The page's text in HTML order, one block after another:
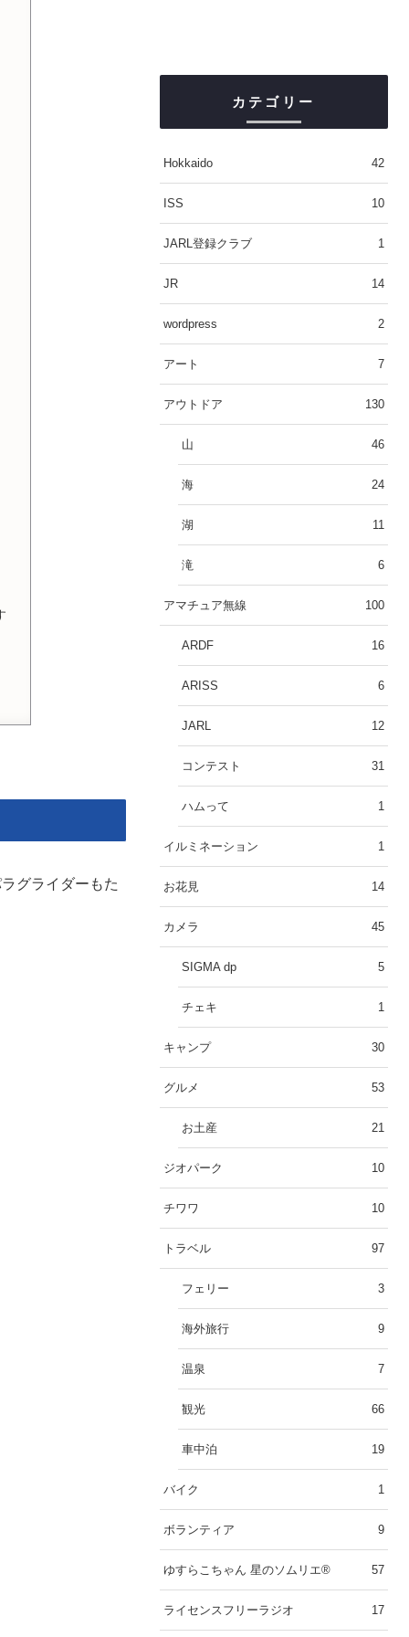
グライダーもた
カテゴリー
Hokkaido 42
ISS 10
JARL登録クラブ 1
JR 14
wordpress 2
アート 7
アウトドア 130
山 46
海 24
湖 11
滝 6
アマチュア無線 100
ARDF 16
ARISS 6
JARL 12
コンテスト 31
ハムって 1
イルミネーション 1
お花見 14
カメラ 45
SIGMA dp 5
チェキ 1
キャンプ 30
グルメ 53
お土産 21
ジオパーク 10
チワワ 10
トラベル 97
フェリー 3
海外旅行 9
温泉 7
観光 66
車中泊 19
バイク 1
ボランティア 9
ゆすらこちゃん 星のソムリエ®︎ 57
ライセンスフリーラジオ 17